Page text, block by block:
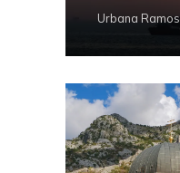
Urbana